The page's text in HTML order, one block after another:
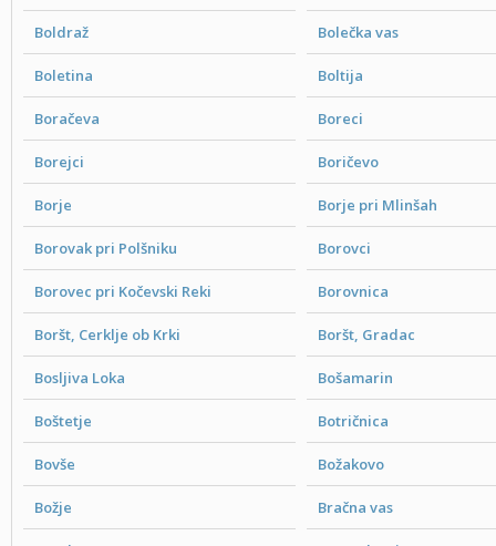
Boldraž Bolečka vas
Boletina Boltija
Boračeva Boreci
Borejci Boričevo
Borje Borje pri Mlinšah
Borovak pri Polšniku Borovci
Borovec pri Kočevski Reki Borovnica
Boršt, Cerklje ob Krki Boršt, Gradac
Bosljiva Loka Bošamarin
Boštetje Botričnica
Bovše Božakovo
Božje Bračna vas